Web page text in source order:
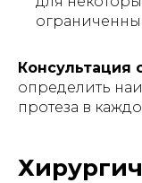
Консультация
определить
протеза в